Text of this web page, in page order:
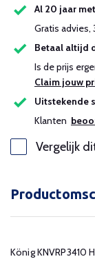
Al 20 jaar
Gratis advies,
Betaal altijd
Is de prijs
Claim jouw
Uitstekende
Klanten
Vergelijk
König KNVRP3410